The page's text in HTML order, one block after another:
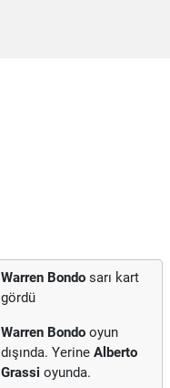
Warren Bondo sarı kart
gördü
Warren Bondo oyun
dışında. Yerine Alberto
Grassi oyunda.